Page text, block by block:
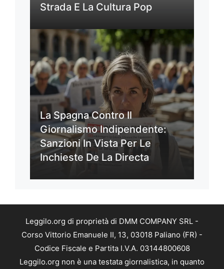
Strada E La Cultura Pop
La Spagna Contro Il
Giornalismo Indipendente:
Sanzioni In Vista Per Le
Inchieste De La Directa
Leggilo.org di proprietà di DMM COMPANY SRL -
Corso Vittorio Emanuele II, 13, 03018 Paliano (FR) -
Codice Fiscale e Partita I.V.A. 03144800608
Leggilo.org non è una testata giornalistica, in quanto